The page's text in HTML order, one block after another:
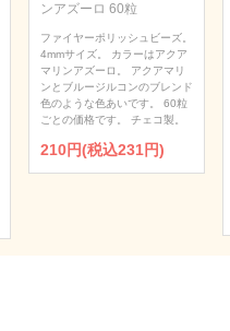
ンアズーロ 60粒
ファイヤーポリッシュビーズ。
4mmサイズ。 カラーはアクア
マリンアズーロ。 アクアマリ
ンとブルージルコンのブレンド
色のような色あいです。 60粒
ごとの価格です。 チェコ製。
210円(税込231円)